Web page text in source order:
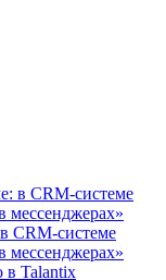
CRM-системе
мессенджерах»